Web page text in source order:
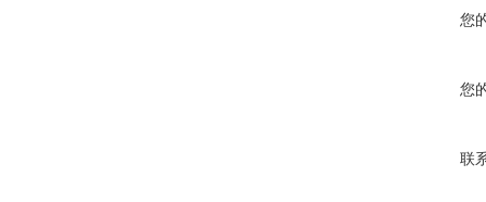
您
您
联